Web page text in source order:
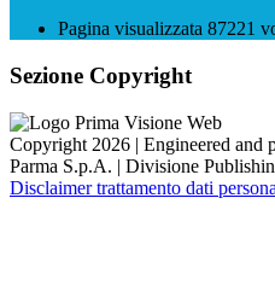
Pagina visualizzata 87221
Sezione Copyright
Copyright 2026 | Engineered and
Parma S.p.A. | Divisione
Disclaimer trattamento dati